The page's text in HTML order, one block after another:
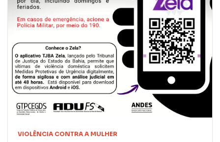
VIOLÊNCIA CONTRA A MULHER